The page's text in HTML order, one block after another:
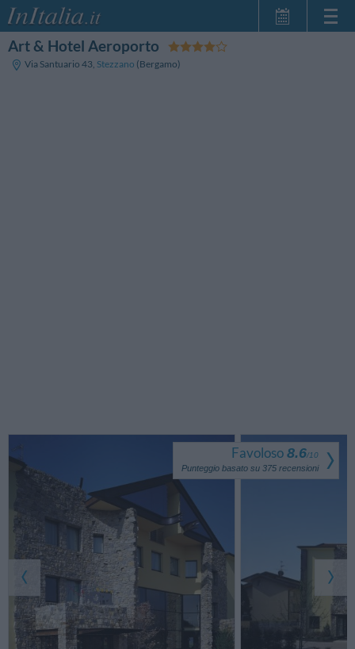
Art & Hotel Aeroporto
Via Santuario 43, Stezzano (Bergamo)
Favoloso 8.6/10
Punteggio basato su 375 recensioni